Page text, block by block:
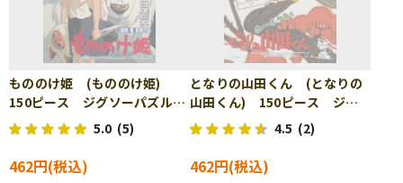
もののけ姫 (もののけ姫)
150ピース ジグソーパズル
ENS-150-G34 5.0 (5)
462円
となりの山田くん (となりの
山田くん) 150ピース ジグ
ソーパズル ENS-150-G35
4.5 (2)
462円